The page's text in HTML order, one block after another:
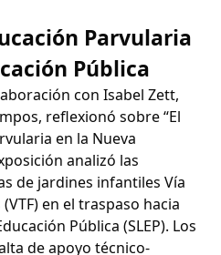
Parvularia
Pública
con Isabel Zett,
reflexionó sobre “El
en la Nueva
analizó las
de jardines infantiles Vía
en el traspaso hacia
Pública (SLEP). Los
de apoyo técnico-